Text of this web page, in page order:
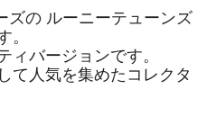
ズの ルーニーテューンズ
。
ィバージョンです。
て人気を集めたコレクタ